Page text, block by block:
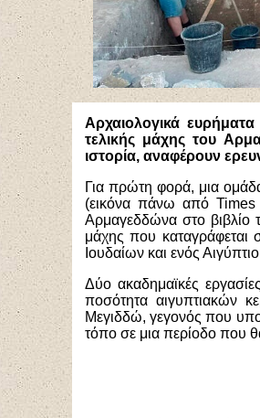
Aρχαιολογικά
τελικής μάχης του
ιστορία, αναφέρουν
Για πρώτη φορά, μια
(εικόνα πάνω από Times
Αρμαγεδδώνα στο βιβλίο
μάχης που καταγράφεται
Ιουδαίων και ενός
Δύο ακαδημαϊκές
ποσότητα αιγυπτιακών
Μεγιδδώ, γεγονός που
τόπο σε μια περίοδο που